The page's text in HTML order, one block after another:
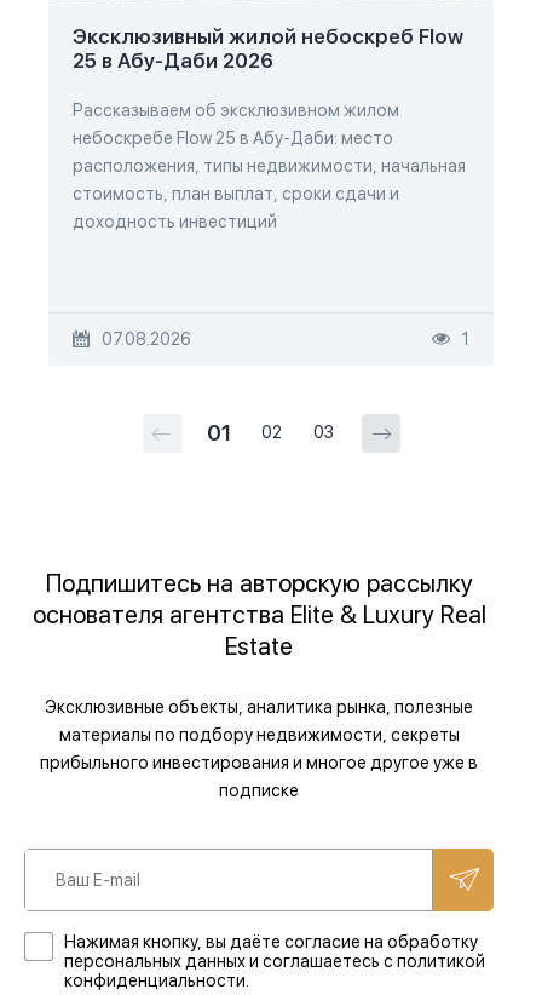
Эксклюзивный жилой небоскреб Flow
25 в Абу-Даби 2026
Рассказываем об эксклюзивном жилом
небоскребе Flow 25 в Абу-Даби: место
расположения, типы недвижимости, начальная
стоимость, план выплат, сроки сдачи и
доходность инвестиций
07.08.2026 1
01 02 03
Подпишитесь на авторскую рассылку
основателя агентства Elite & Luxury Real
Estate
Эксклюзивные объекты, аналитика рынка, полезные
материалы по подбору недвижимости, секреты
прибыльного инвестирования и многое другое уже в
подписке
Нажимая кнопку, вы даёте согласие на обработку
персональных данных и соглашаетесь с политикой
конфиденциальности.